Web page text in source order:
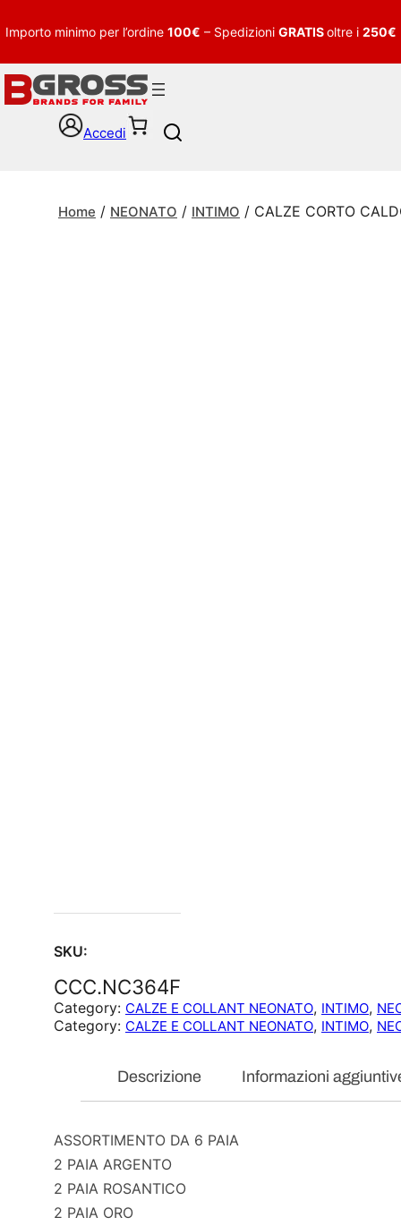
Importo minimo per l’ordine 100€ – Spedizioni GRATISoltre i 250€
Accedi
c
Home / NEONATO / INTIMO / CALZE CORTO
SKU:
CCC.NC364F
Category: CALZE E COLLANT NEONATO, INTIMO,
Category: CALZE E COLLANT NEONATO, INTIMO,
Descrizione Informazioni
ASSORTIMENTO DA 6 PAIA
2 PAIA ARGENTO
2 PAIA ROSANTICO
2 PAIA ORO